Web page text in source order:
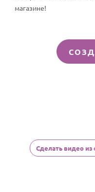
магазине!
Сделать видео из